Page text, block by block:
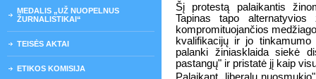
MEDALIS „UŽ NUOPELNUS
ŽURNALISTIKAI“
TEISĖS AKTAI
ETIKOS KOMISIJA
Šį protestą palaikantis
Tapinas tapo
kompromituojančios
kvalifikacijų ir jo
palanki žiniasklaida siekė
pastangų" ir pristatė jį kaip